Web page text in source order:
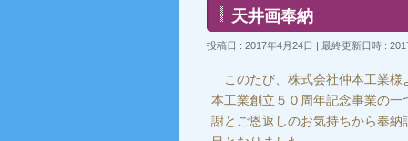
天井画奉納
投稿日 : 2017年4月24日 最終更新日時 :
このたび、株式会社仲本工業様
本工業創立５０周年記念事業の
謝とご恩返しのお気持ちから奉